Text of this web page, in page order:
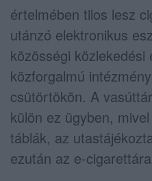
értelmében tilos lesz
utánzó elektronikus
közösségi közlekedési
közforgalmú
csütörtökön. A
külön ez ügyben,
táblák, az
ezután az e-